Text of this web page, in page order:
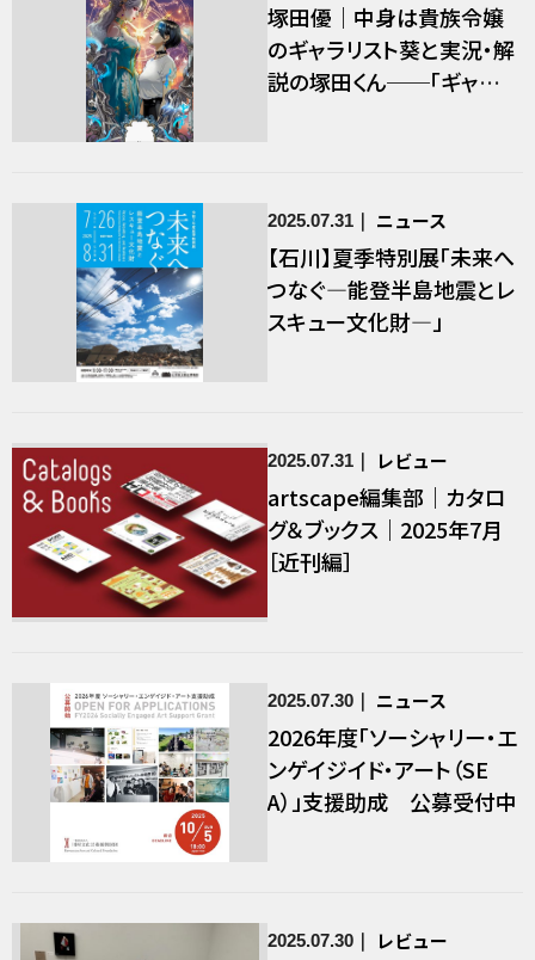
塚田優｜中身は貴族令嬢
のギャラリスト葵と実況・解
説の塚田くん──「ギャラリ
2025.07.31 ニュース
【石川】夏季特別展「未来へ
つなぐ―能登半島地震とレ
スキュー文化財―」
2025.07.31 レビュー
artscape編集部｜カタロ
グ＆ブックス｜2025年7月
［近刊編］
2025.07.30 ニュース
2026年度「ソーシャリー・エ
ンゲイジイド・アート（SE
A）」支援助成 公募受付中
2025.07.30 レビュー